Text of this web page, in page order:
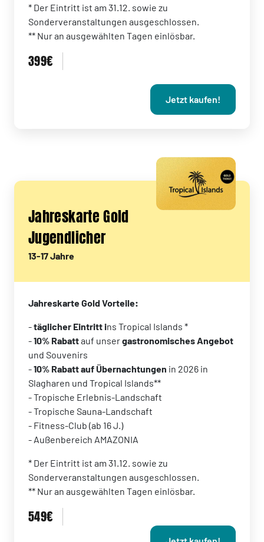
* Der Eintritt ist am 31.12. sowie zu
Sonderveranstaltungen ausgeschlossen.
** Nur an ausgewählten Tagen einlösbar.
399€
Jetzt kaufen!
Jahreskarte Gold
Jugendlicher
13-17 Jahre
Jahreskarte Gold Vorteile:
-täglicher Eintritt ins Tropical Islands *
-10% Rabattauf unsergastronomisches Angebot
und Souvenirs
-10% Rabatt auf Übernachtungen in 2026 in
Slagharen und Tropical Islands**
- Tropische Erlebnis-Landschaft
- Tropische Sauna-Landschaft
- Fitness-Club (ab 16 J.)
- Außenbereich AMAZONIA
* Der Eintritt ist am 31.12. sowie zu
Sonderveranstaltungen ausgeschlossen.
** Nur an ausgewählten Tagen einlösbar.
549€